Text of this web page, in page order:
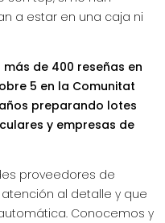
a estar en una caja ni
más de 400 reseñas en
5 en la Comunitat
preparando lotes
y empresas de
proveedores de
al detalle y que
Conocemos y